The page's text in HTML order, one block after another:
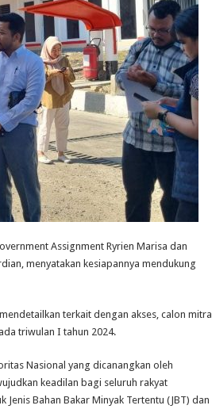
Assignment Ryrien Marisa dan
menyatakan kesiapannya mendukung
terkait dengan akses, calon mitra,
triwulan I tahun 2024.
Nasional yang dicanangkan oleh
keadilan bagi seluruh rakyat
Bahan Bakar Minyak Tertentu (JBT) dan